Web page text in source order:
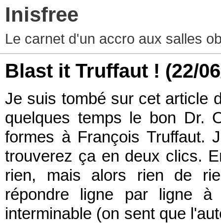
Inisfree
Le carnet d'un accro aux salles
Blast it Truffaut ! (22/
Je suis tombé sur cet article
quelques temps le bon Dr.
formes à François Truffaut.
trouverez ça en deux clics.
rien, mais alors rien de
répondre ligne par ligne
interminable (on sent que